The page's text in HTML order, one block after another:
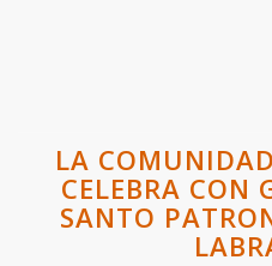
LA
CELEBRA CON
SANTO